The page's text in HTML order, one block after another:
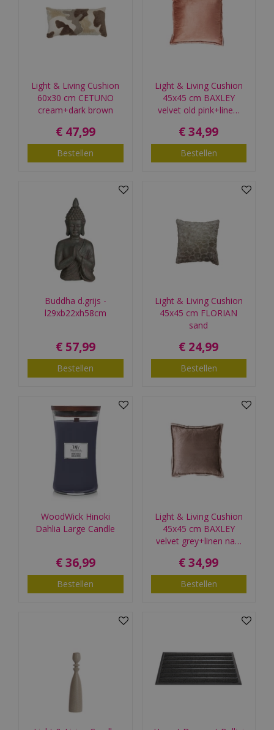
Light & Living Cushion
60x30 cm CETUNO
cream+dark brown
€ 47,99
Bestellen
Light & Living Cushion
45x45 cm BAXLEY
velvet old pink+line…
€ 34,99
Bestellen
Buddha d.grijs -
l29xb22xh58cm
€ 57,99
Bestellen
Light & Living Cushion
45x45 cm FLORIAN
sand
€ 24,99
Bestellen
WoodWick Hinoki
Dahlia Large Candle
€ 36,99
Bestellen
Light & Living Cushion
45x45 cm BAXLEY
velvet grey+linen na…
€ 34,99
Bestellen